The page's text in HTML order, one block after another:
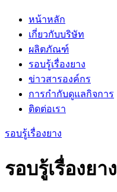
หน้าหลัก
เกี่ยวกับบริษัท
ผลิตภัณฑ์
รอบรู้เรื่องยาง
ข่าวสารองค์กร
การกำกับดูแลกิจการ
ติดต่อเรา
รอบรู้เรื่องยาง
รอบรู้เรื่องยาง